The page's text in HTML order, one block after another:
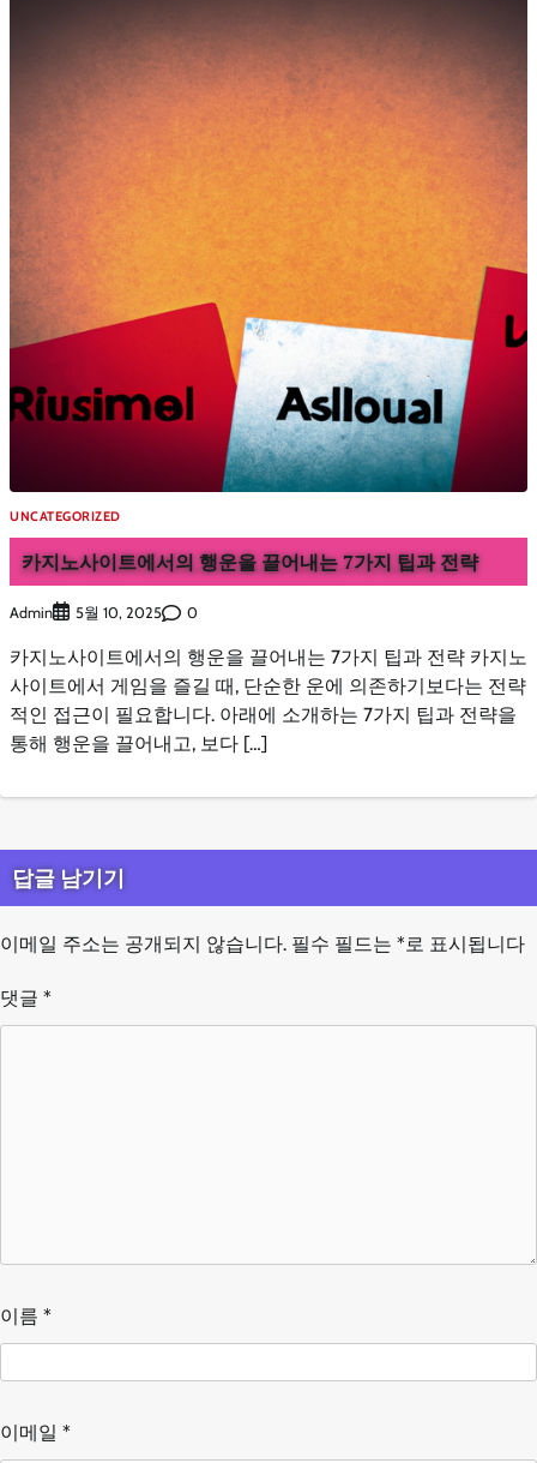
UNCATEGORIZED
카지노사이트에서의 행운을 끌어내는 7가지 팁과 전략
Admin 5월 10, 2025 0
카지노사이트에서의 행운을 끌어내는 7가지 팁과 전략 카지노
사이트에서 게임을 즐길 때, 단순한 운에 의존하기보다는 전략
적인 접근이 필요합니다. 아래에 소개하는 7가지 팁과 전략을
통해 행운을 끌어내고, 보다 […]
답글 남기기
이메일 주소는 공개되지 않습니다. 필수 필드는 *로 표시됩니다
댓글 *
이름 *
이메일 *